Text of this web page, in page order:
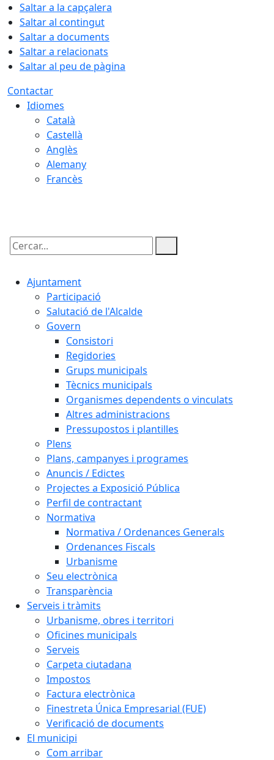
Saltar a la capçalera
Saltar al contingut
Saltar a documents
Saltar a relacionats
Saltar al peu de pàgina
Contactar
Idiomes
Català
Castellà
Anglès
Alemany
Francès
Cercar:
Ajuntament
Participació
Salutació de l'Alcalde
Govern
Consistori
Regidories
Grups municipals
Tècnics municipals
Organismes dependents o vinculats
Altres administracions
Pressupostos i plantilles
Plens
Plans, campanyes i programes
Anuncis / Edictes
Projectes a Exposició Pública
Perfil de contractant
Normativa
Normativa / Ordenances Generals
Ordenances Fiscals
Urbanisme
Seu electrònica
Transparència
Serveis i tràmits
Urbanisme, obres i territori
Oficines municipals
Serveis
Carpeta ciutadana
Impostos
Factura electrònica
Finestreta Única Empresarial (FUE)
Verificació de documents
El municipi
Com arribar